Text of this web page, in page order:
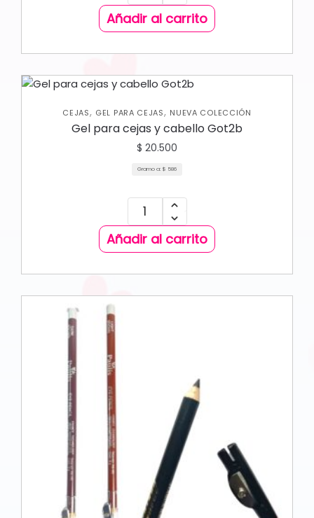
Añadir al carrito
CEJAS, GEL PARA CEJAS, NUEVA COLECCIÓN
Gel para cejas y cabello Got2b
$ 20.500
Gramo a: $ 586
Añadir al carrito